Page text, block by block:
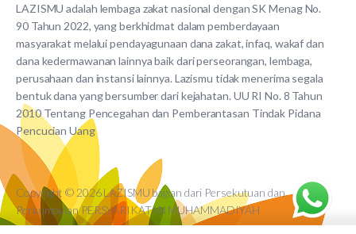
LAZISMU adalah lembaga zakat nasional dengan SK Menag No.
90 Tahun 2022, yang berkhidmat dalam pemberdayaan
masyarakat melalui pendayagunaan dana zakat, infaq, wakaf dan
dana kedermawanan lainnya baik dari perseorangan, lembaga,
perusahaan dan instansi lainnya. Lazismu tidak menerima segala
bentuk dana yang bersumber dari kejahatan. UU RI No. 8 Tahun
2010 Tentang Pencegahan dan Pemberantasan Tindak Pidana
Pencucian Uang
Copyright © 2026 LAZISMU bagian dari Persekutuan dan
Perkumpulan PERSYARIKATAN MUHAMMADIYAH